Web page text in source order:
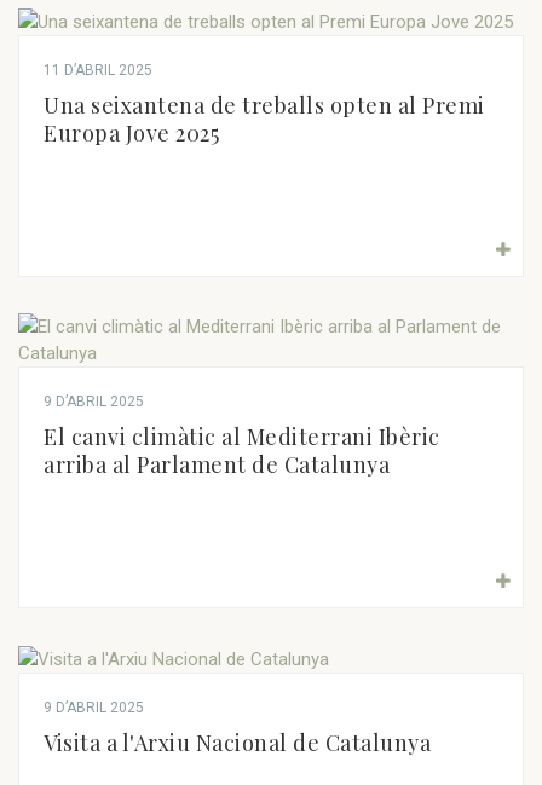
11 D’ABRIL 2025
Una seixantena de treballs opten al Premi
Europa Jove 2025
9 D’ABRIL 2025
El canvi climàtic al Mediterrani Ibèric
arriba al Parlament de Catalunya
9 D’ABRIL 2025
Visita a l'Arxiu Nacional de Catalunya